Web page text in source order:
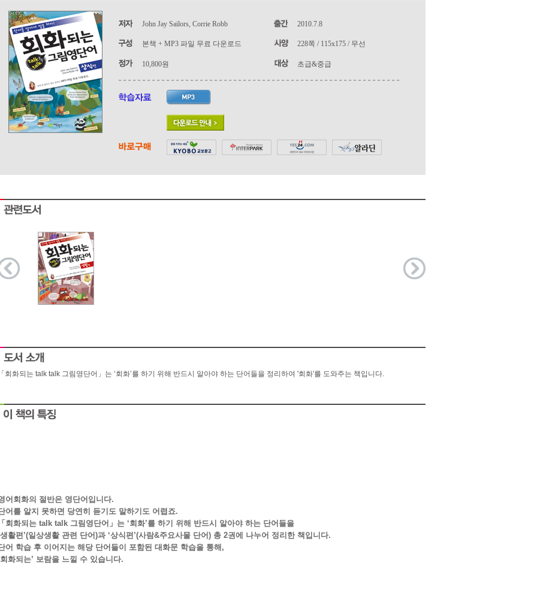
John Jay Sailors, Corrie Robb 2010.7.8
본책 + MP3 파일 무료 다운로드 228쪽 / 115x175 / 무선
10,800원 초급&중급
회화되는 talk talk 그림영단어」는 ‘회화’를 하기 위해 반드시 알아야 하는 단어들을 정리하여 '회화'를 도와주는 책입니다.
어회화의 절반은 영단어입니다.
어를 알지 못하면 당연히 듣기도 말하기도 어렵죠.
회화되는 talk talk 그림영단어」는 ‘회화’를 하기 위해 반드시 알아야 하는 단어들을
생활편’(일상생활 관련 단어)과 ‘상식편’(사람&주요사물 단어) 총 2권에 나누어 정리한 책입니다.
어 학습 후 이어지는 해당 단어들이 포함된 대화문 학습을 통해,
회화되는’ 보람을 느낄 수 있습니다.